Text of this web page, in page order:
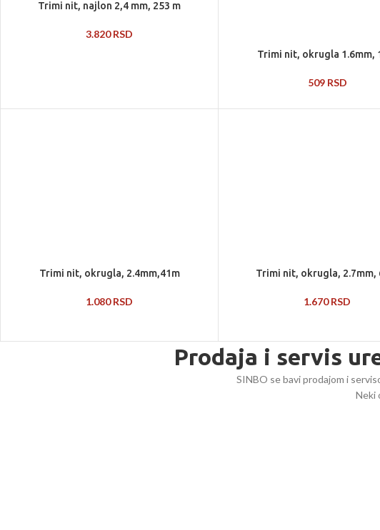
Trimi nit, najlon 2,4 mm, 253 m
3.820RSD
Trimi nit, okrugla 1.6mm,
509 RSD
Trimi nit, okrugla, 2.4mm,41m
1.080RSD
Trimi nit, okrugla, 2.7mm,
1.670RSD
Prodaja i servis
SINBO se bavi prodajom i
Neki